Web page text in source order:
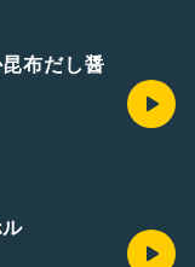
布だし醤